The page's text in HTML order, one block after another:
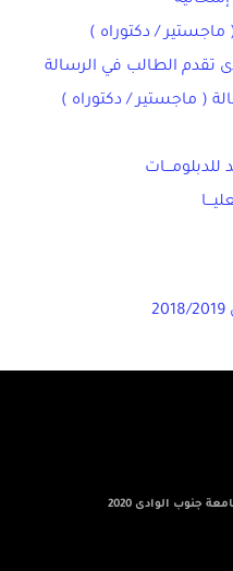
/ دكتوراه )
تقدم الطالب في الرسالة
( ماجستير / دكتوراه )
جنوب الوادى 2020